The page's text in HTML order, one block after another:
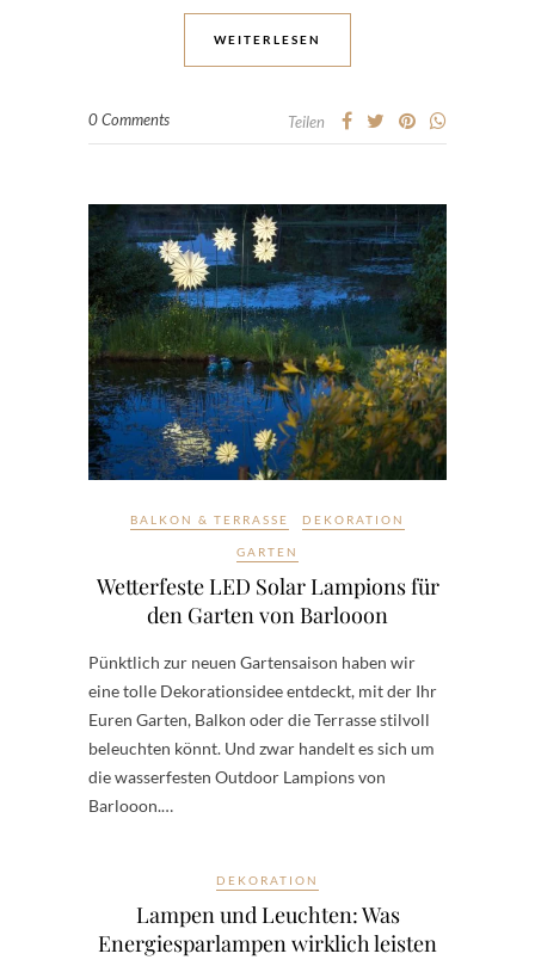
WEITERLESEN
0 Comments Teilen
BALKON & TERRASSE DEKORATION
GARTEN
Wetterfeste LED Solar Lampions für
den Garten von Barlooon
Pünktlich zur neuen Gartensaison haben wir
eine tolle Dekorationsidee entdeckt, mit der Ihr
Euren Garten, Balkon oder die Terrasse stilvoll
beleuchten könnt. Und zwar handelt es sich um
die wasserfesten Outdoor Lampions von
Barlooon.…
DEKORATION
Lampen und Leuchten: Was
Energiesparlampen wirklich leisten